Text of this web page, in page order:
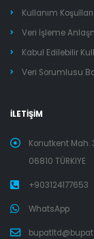
Kullanım Koşulları
Veri İşleme
Kabul Edilebilir
Veri Sorumlusu
İLETİŞİM
Konutkent Mah.
06810 TÜRKIYE
+903124177653
WhatsApp